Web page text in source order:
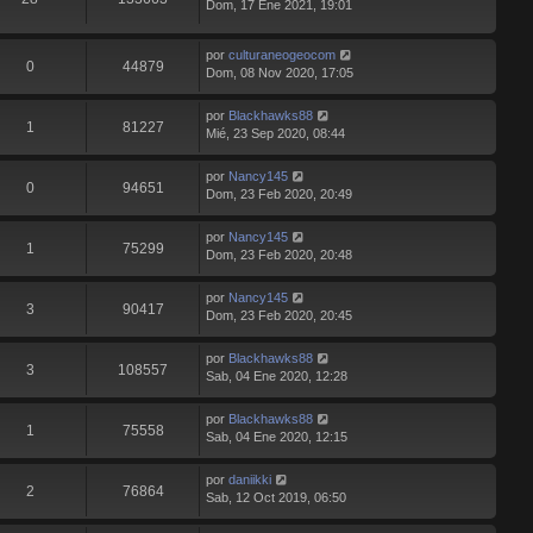
Dom, 17 Ene 2021, 19:01
0 44879
por culturaneogeocom
Dom, 08 Nov 2020, 17:05
1 81227
por Blackhawks88
Mié, 23 Sep 2020, 08:44
0 94651
por Nancy145
Dom, 23 Feb 2020, 20:49
1 75299
por Nancy145
Dom, 23 Feb 2020, 20:48
3 90417
por Nancy145
Dom, 23 Feb 2020, 20:45
3 108557
por Blackhawks88
Sab, 04 Ene 2020, 12:28
1 75558
por Blackhawks88
Sab, 04 Ene 2020, 12:15
2 76864
por daniikki
Sab, 12 Oct 2019, 06:50